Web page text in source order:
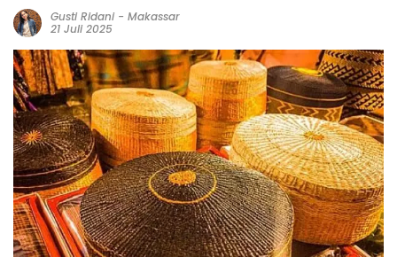
Gusti Ridani- Makassar
21 Juli 2025